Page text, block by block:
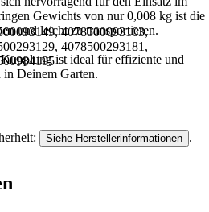
4078500093163,
4078500293181,
Gewichts von nur 0,008 kg ist die
und leicht zu transportieren.
ist ideal für effiziente und
in Deinem Garten.
Siehe Herstellerinformationen .